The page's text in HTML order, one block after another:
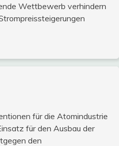
Wettbewerb verhindern
für die Atomindustrie
für den Ausbau der
den